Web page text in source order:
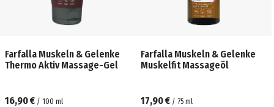
Farfalla Muskeln & Gelenke
Thermo Aktiv Massage-Gel
16,90 € / 100 ml
Farfalla Muskeln & Gelenke
Muskelfit Massageöl
17,90 € / 75 ml